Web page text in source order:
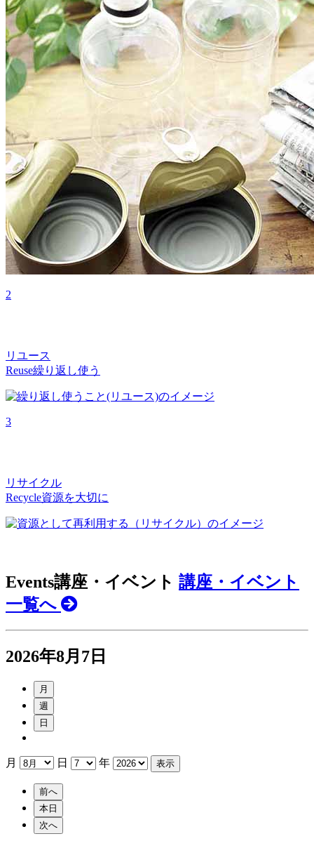
2
リユース
Reuse繰り返し使う
3
リサイクル
Recycle資源を大切に
Events講座・イベント 講座・イベント
一覧へ
2026年8月7日
月
週
日
月 日 年
前へ
本日
次へ